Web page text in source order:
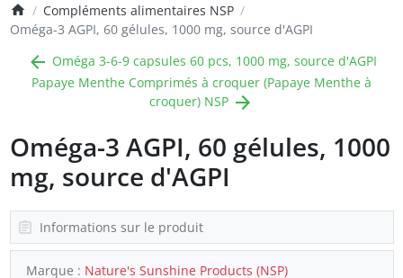
Compléments alimentaires NSP
Oméga-3 AGPI, 60 gélules, 1000 mg, source d'AGPI
Oméga 3-6-9 capsules 60 pcs, 1000 mg, source d'AGPI
Papaye Menthe Comprimés à croquer (Papaye Menthe à
croquer) NSP
Oméga-3 AGPI, 60 gélules, 1000
mg, source d'AGPI
Informations sur le produit
Marque : Nature's Sunshine Products (NSP)